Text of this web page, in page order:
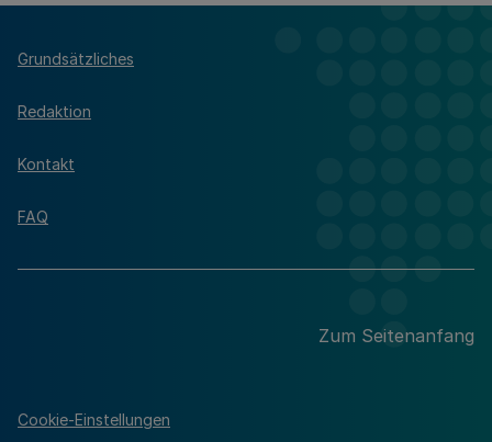
Grundsätzliches
Redaktion
Kontakt
FAQ
Zum Seitenanfang
Cookie-Einstellungen